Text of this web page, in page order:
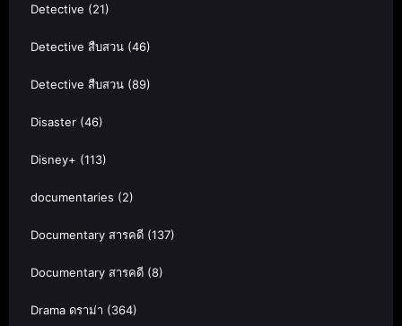
Detective (21)
Detective สืบสวน (46)
Detective สืบสวน (89)
Disaster (46)
Disney+ (113)
documentaries (2)
Documentary สารคดี (137)
Documentary สารคดี (8)
Drama ดราม่า (364)